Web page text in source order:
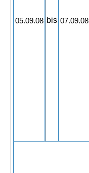
05.09.08 bis 07.09.08